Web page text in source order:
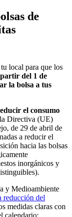
de
local para que los
del 1 de
la bolsa a tus
el consumo
Directiva (UE)
de 29 de abril de
a reducir el
hacia las bolsas
inorgánicos y
y Medioambiente
reducción del
medidas claras con
calendario: